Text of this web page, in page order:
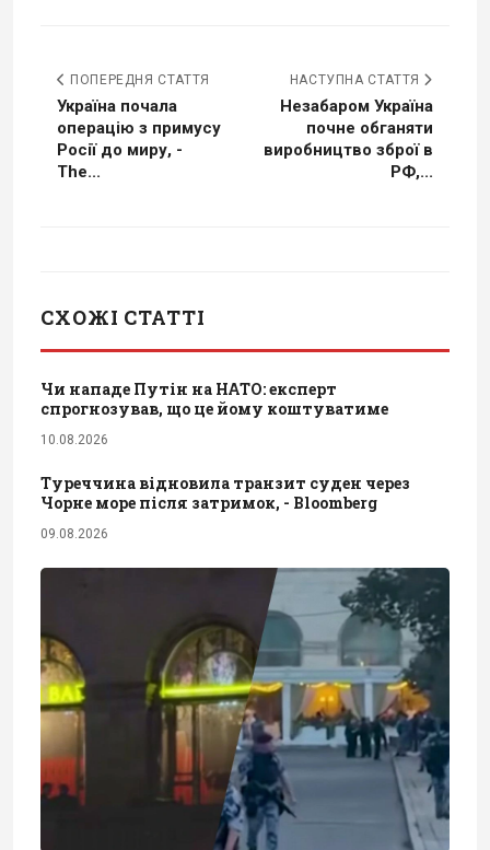
ПОПЕРЕДНЯ СТАТТЯ
Україна почала
операцію з примусу
Росії до миру, -
The...
НАСТУПНА СТАТТЯ
Незабаром Україна
почне обганяти
виробництво зброї в
РФ,...
СХОЖІ СТАТТІ
Чи нападе Путін на НАТО: експерт
спрогнозував, що це йому коштуватиме
10.08.2026
Туреччина відновила транзит суден через
Чорне море після затримок, - Bloomberg
09.08.2026